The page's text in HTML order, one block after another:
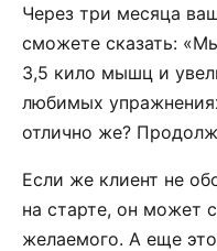
Через три месяца
сможете сказать:
3,5 кило мышц и
любимых
отлично же?
Если же клиент не
на старте, он может
желаемого. А еще